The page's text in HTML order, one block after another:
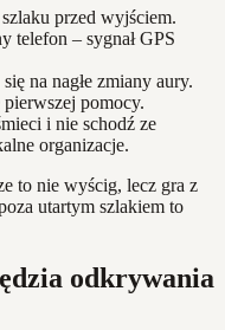
przed wyjściem.
telefon – sygnał GPS
na nagłe zmiany aury.
pomocy.
i nie schodź ze
organizacje.
to nie wyścig, lecz gra z
utartym szlakiem to
odkrywania